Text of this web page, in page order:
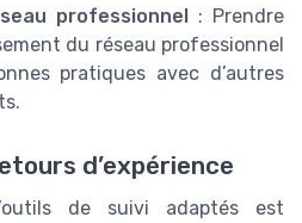
professionnel : Prendre
du réseau professionnel
pratiques avec d’autres
d’expérience
de suivi adaptés est